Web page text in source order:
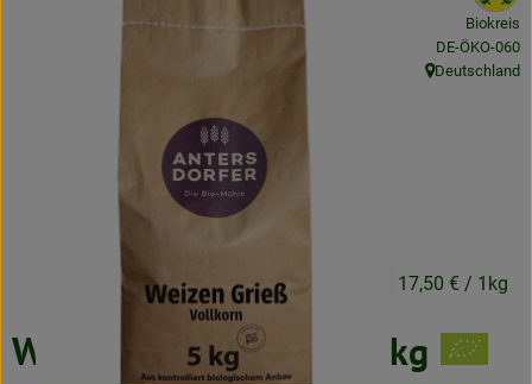
Speisekammer
Weizengrieß Vollkorn 5kg
17,50 € 17,50 € / 1kg
Biokreis
, Kontrollstelle:
DE-ÖKO-060
, Herkunft:
Deutschland